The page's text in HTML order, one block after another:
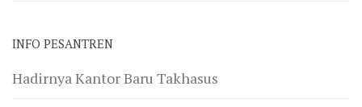
INFO PESANTREN
Hadirnya Kantor Baru Takhasus